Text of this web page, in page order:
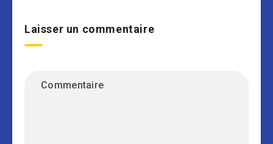
Laisser un commentaire